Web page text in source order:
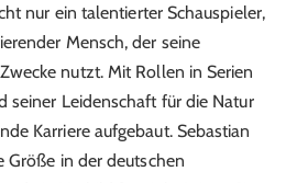
nur ein talentierter Schauspieler,
Mensch, der seine
nutzt. Mit Rollen in Serien
seiner Leidenschaft für die Natur
Karriere aufgebaut. Sebastian
Größe in der deutschen